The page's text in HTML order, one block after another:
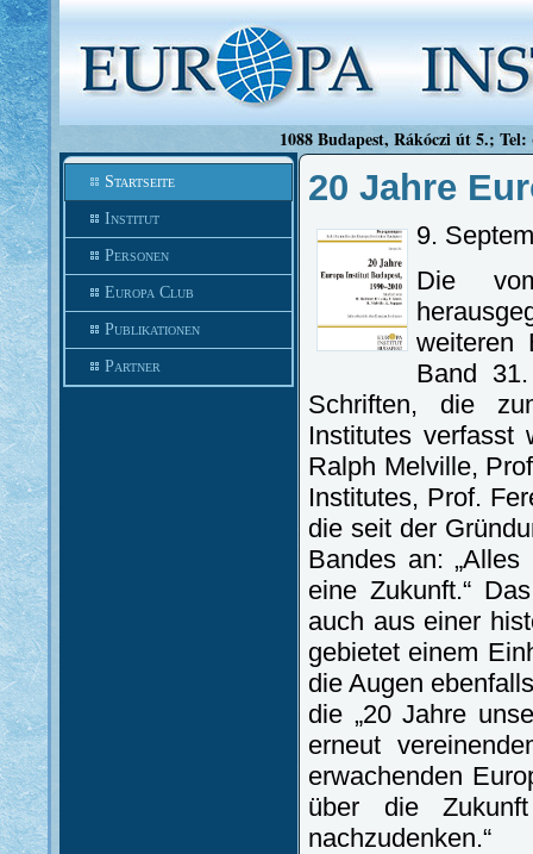
1088 Budapest, Rákóczi út 5.;
Startseite
Institut
Personen
Europa Club
Publikationen
Partner
20 Jahre
9.
Die
weiteren
Band
Schriften, die
Institutes verfasst
Ralph Melville,
Institutes, Prof.
die seit der
Bandes an:
eine Zukunft.“
auch aus einer
gebietet einem
die Augen
die „20 Jahre
erneut
erwachenden
über die
nachzudenken.“